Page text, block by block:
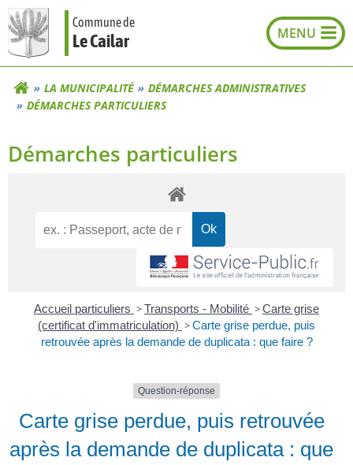
Aller
au
contenu
Commune de
Le Cailar
LA MUNICIPALITÉ
DÉMARCHES ADMINISTRATIVES
DÉMARCHES PARTICULIERS
Démarches particuliers
Accueil particuliers >Transports - Mobilité >Carte grise
(certificat d'immatriculation) >Carte grise perdue, puis
retrouvée après la demande de duplicata : que faire ?
Question-réponse
Carte grise perdue, puis retrouvée
après la demande de duplicata : que